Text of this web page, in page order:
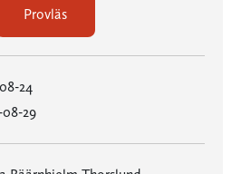
Provläs
24
08-29